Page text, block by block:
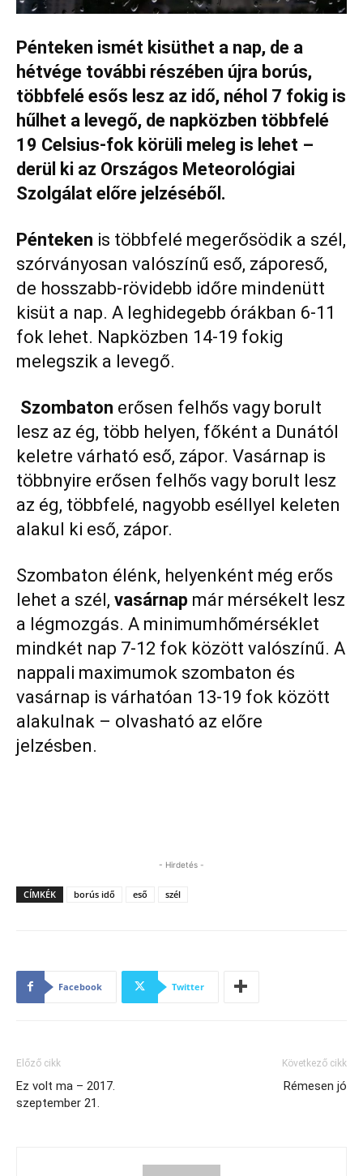
Pénteken ismét kisüthet a nap, de a
hétvége további részében újra borús,
többfelé esős lesz az idő, néhol 7 fokig is
hűlhet a levegő, de napközben többfelé
19 Celsius-fok körüli meleg is lehet –
derül ki az Országos Meteorológiai
Szolgálat előre jelzéséből.
Pénteken is többfelé megerősödik a szél,
szórványosan valószínű eső, záporeső,
de hosszabb-rövidebb időre mindenütt
kisüt a nap. A leghidegebb órákban 6-11
fok lehet. Napközben 14-19 fokig
melegszik a levegő.
Szombaton erősen felhős vagy borult
lesz az ég, több helyen, főként a Dunától
keletre várható eső, zápor. Vasárnap is
többnyire erősen felhős vagy borult lesz
az ég, többfelé, nagyobb eséllyel keleten
alakul ki eső, zápor.
Szombaton élénk, helyenként még erős
lehet a szél, vasárnap már mérsékelt lesz
a légmozgás. A minimumhőmérséklet
mindkét nap 7-12 fok között valószínű. A
nappali maximumok szombaton és
vasárnap is várhatóan 13-19 fok között
alakulnak – olvasható az előre
jelzésben.
- Hirdetés -
CÍMKÉK borús idő eső szél
Facebook Twitter
Előző cikk
Ez volt ma – 2017.
szeptember 21.
Következő cikk
Rémesen jó